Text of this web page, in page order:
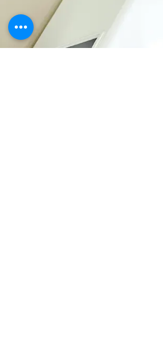
TIJUCA AQUECEDOR A GÁS RJ
Aquecedor a Gás na Tijuca Assistência Técnica
de Aquecedores a Gás Tijuca Manutenção para